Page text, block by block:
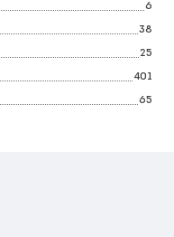
6
38
25
401
65